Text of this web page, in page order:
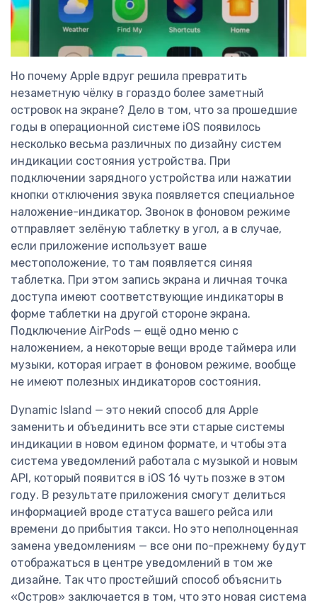
Но почему Apple вдруг решила превратить
незаметную чёлку в гораздо более заметный
островок на экране? Дело в том, что за прошедшие
годы в операционной системе iOS появилось
несколько весьма различных по дизайну систем
индикации состояния устройства. При
подключении зарядного устройства или нажатии
кнопки отключения звука появляется специальное
наложение-индикатор. Звонок в фоновом режиме
отправляет зелёную таблетку в угол, а в случае,
если приложение использует ваше
местоположение, то там появляется синяя
таблетка. При этом запись экрана и личная точка
доступа имеют соответствующие индикаторы в
форме таблетки на другой стороне экрана.
Подключение AirPods — ещё одно меню с
наложением, а некоторые вещи вроде таймера или
музыки, которая играет в фоновом режиме, вообще
не имеют полезных индикаторов состояния.
Dynamic Island — это некий способ для Apple
заменить и объединить все эти старые системы
индикации в новом едином формате, и чтобы эта
система уведомлений работала с музыкой и новым
API, который появится в iOS 16 чуть позже в этом
году. В результате приложения смогут делиться
информацией вроде статуса вашего рейса или
времени до прибытия такси. Но это неполноценная
замена уведомлениям — все они по-прежнему будут
отображаться в центре уведомлений в том же
дизайне. Так что простейший способ объяснить
«Остров» заключается в том, что это новая система